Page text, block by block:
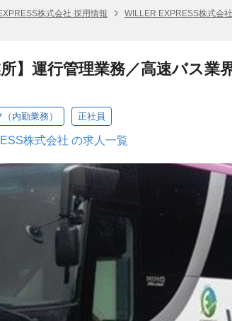
株式会社 採用情報 WILLER EXPRESS株式会
所】運行管理業務／高速バス
内勤業務） 正社員
株式会社 の求人一覧